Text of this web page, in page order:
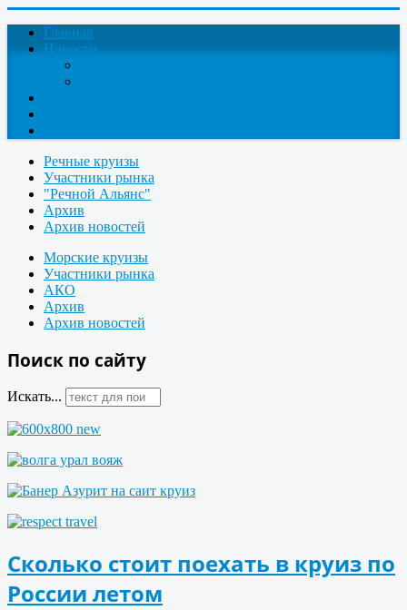
Главная
Новости
Речные круизы
Участники рынка
"Речной Альянс"
Архив
Архив новостей
Морские круизы
Участники рынка
АКО
Архив
Архив новостей
Поиск по сайту
Искать...
Сколько стоит поехать в круиз по
России летом